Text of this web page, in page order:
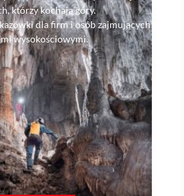
którzy kochają góry.
dla firm i osób zajmujących się
wysokościowymi.